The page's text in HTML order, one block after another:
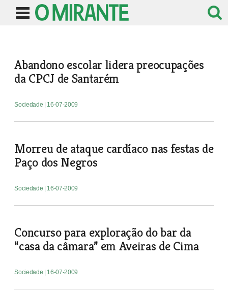
Abandono escolar lidera preocupações
da CPCJ de Santarém
Sociedade | 16-07-2009
Morreu de ataque cardíaco nas festas de
Paço dos Negros
Sociedade | 16-07-2009
Concurso para exploração do bar da
“casa da câmara” em Aveiras de Cima
Sociedade | 16-07-2009